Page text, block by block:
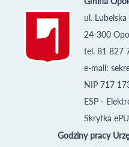
ul. Lubelska
24-300
tel. 81 827
e-mail:
NIP 717
ESP -
Skrytka
Godziny pracy